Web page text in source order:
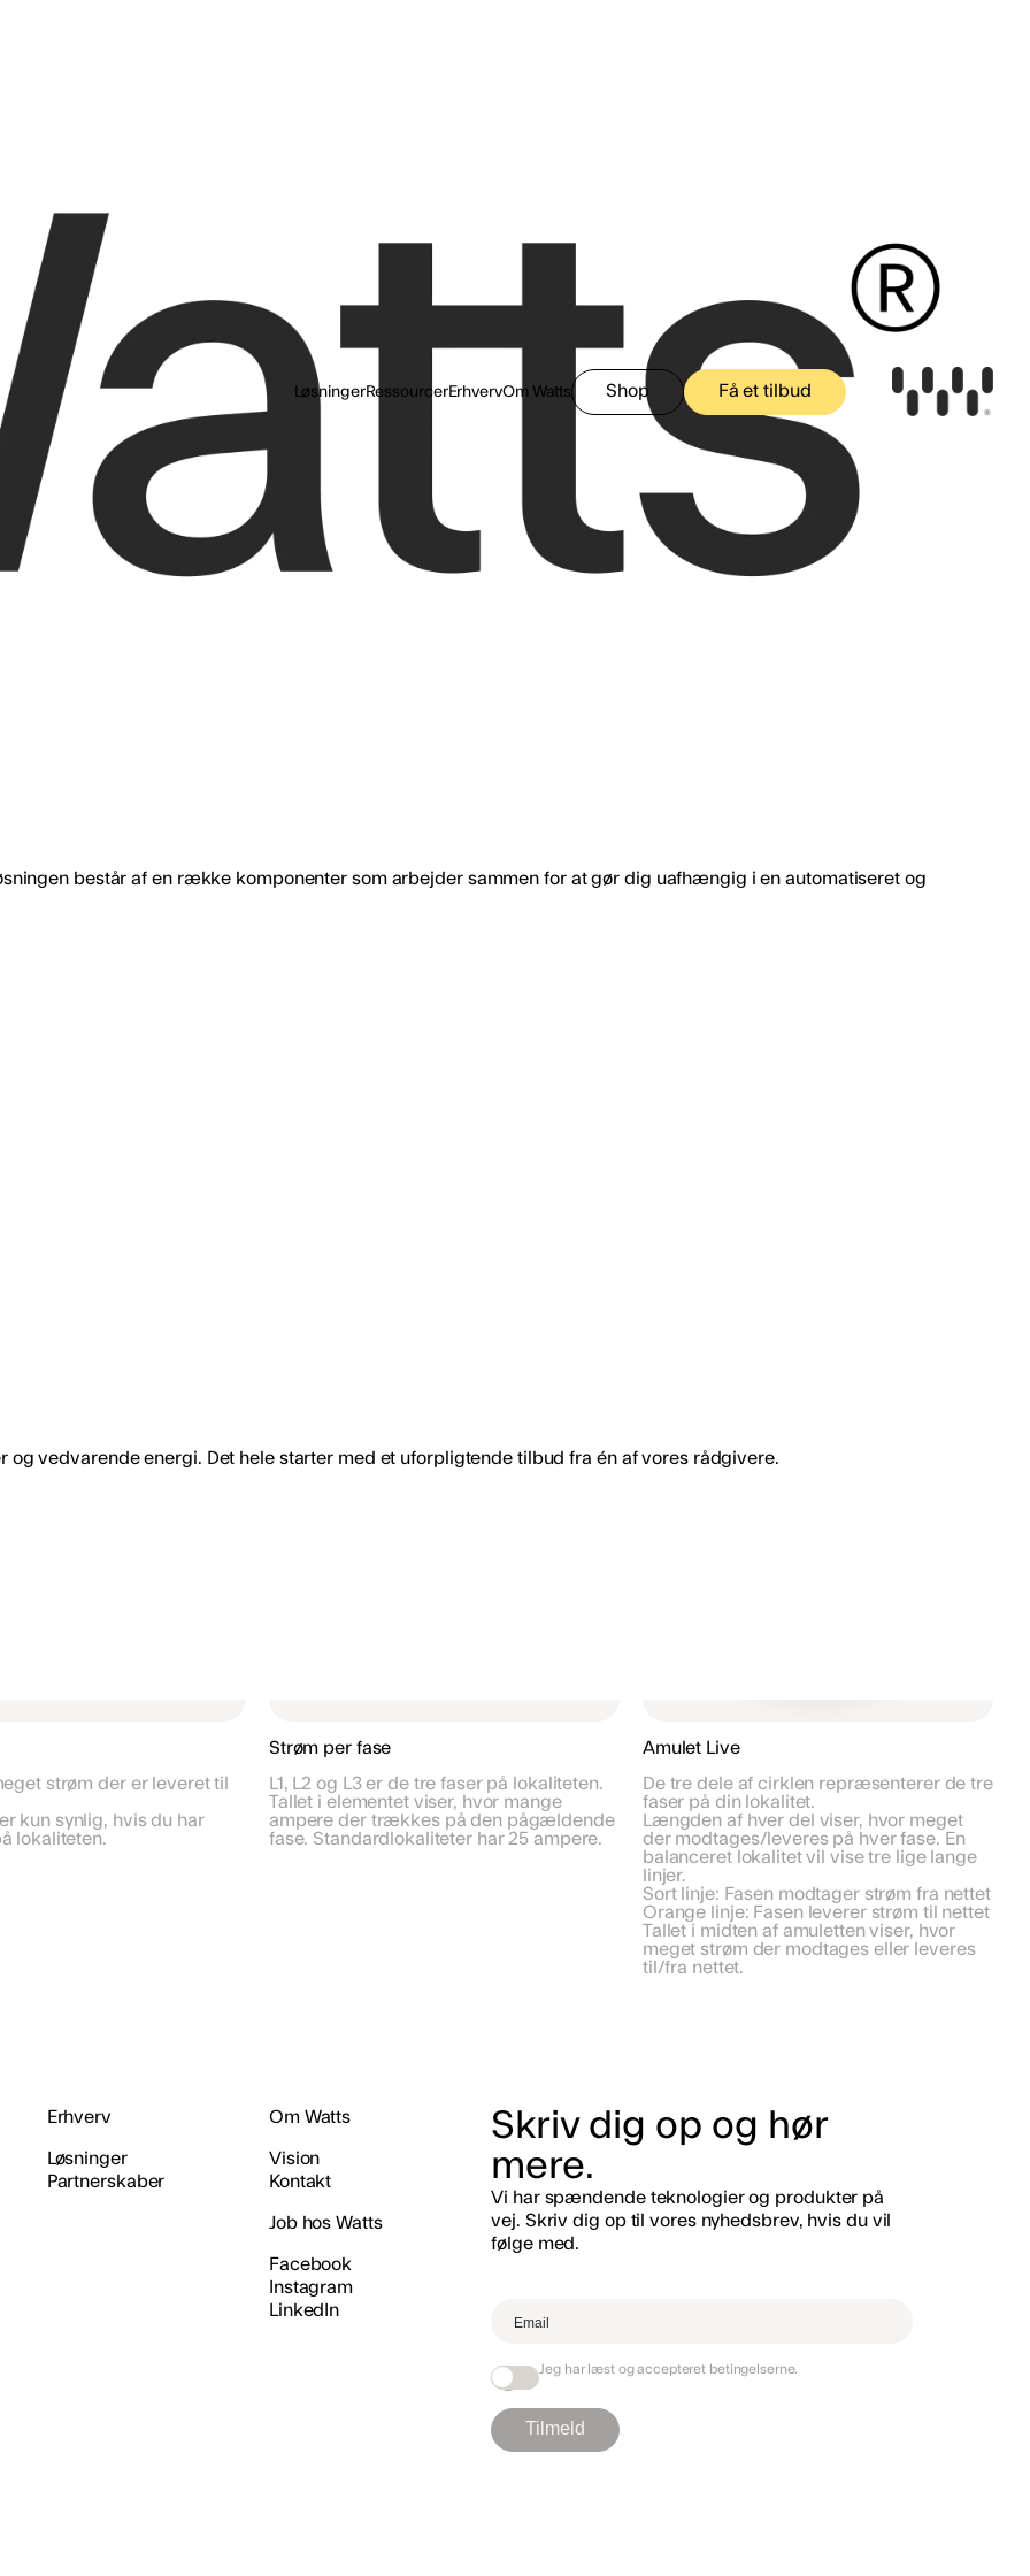
LøsningerRessourcerErhvervOm Watts Shop Få et tilbud
består af en række komponenter som arbejder sammen for at gør dig uafhængig i en automatiseret og
vedvarende energi. Det hele starter med et uforpligtende tilbud fra én af vores rådgivere.
Et Watts Live-kort giver dig indsigt i realtid i din lokations
elforbrug og -forsyning, fasebalance og meget mere.
strøm der er leveret til
kun synlig, hvis du har
lokaliteten.
Strøm per fase
L1, L2 og L3 er de tre faser på lokaliteten.
Tallet i elementet viser, hvor mange
ampere der trækkes på den pågældende
fase. Standardlokaliteter har 25 ampere.
Amulet Live
De tre dele af cirklen repræsenterer de tre
faser på din lokalitet.
Længden af hver del viser, hvor meget
der modtages/leveres på hver fase. En
balanceret lokalitet vil vise tre lige lange
linjer.
Sort linje: Fasen modtager strøm fra nettet
Orange linje: Fasen leverer strøm til nettet
Tallet i midten af amuletten viser, hvor
meget strøm der modtages eller leveres
til/fra nettet.
Erhverv
Løsninger
Partnerskaber
Om Watts
Vision
Kontakt
Job hos Watts
Facebook
Instagram
LinkedIn
Skriv dig op og hør
mere.
Vi har spændende teknologier og produkter på
vej. Skriv dig op til vores nyhedsbrev, hvis du vil
følge med.‌
Jeg har læst og accepteret betingelserne.
Tilmeld
kontakte mig på email, sms/mms, push-beskeder og meddelelser i vores app, brev, notifikationer og beskeder på Facebook, Instagram
på energirådgivning, serviceaftaler, varmepumper, energi-styringsprodukter, energilagerringssystemer og solceller. Hvis det alligevel
i vores mails eller ved at kontakte os. Læs mere på
Tilbage